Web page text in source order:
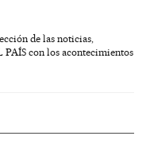
de las noticias,
PAÍS con los acontecimientos